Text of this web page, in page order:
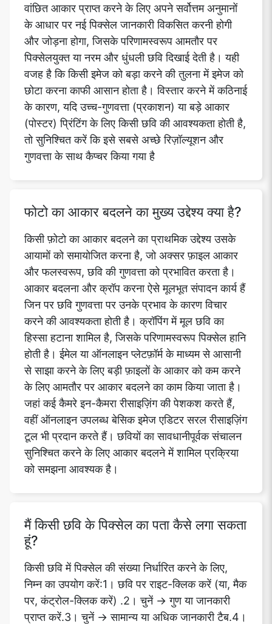
वांछित आकार प्राप्त करने के लिए अपने सर्वोत्तम अनुमानों
के आधार पर नई पिक्सेल जानकारी विकसित करनी होगी
और जोड़ना होगा, जिसके परिणामस्वरूप आमतौर पर
पिक्सेलयुक्त या नरम और धुंधली छवि दिखाई देती है। यही
वजह है कि किसी इमेज को बड़ा करने की तुलना में इमेज को
छोटा करना काफी आसान होता है। विस्तार करने में कठिनाई
के कारण, यदि उच्च-गुणवत्ता (प्रकाशन) या बड़े आकार
(पोस्टर) प्रिंटिंग के लिए किसी छवि की आवश्यकता होती है,
तो सुनिश्चित करें कि इसे सबसे अच्छे रिज़ॉल्यूशन और
गुणवत्ता के साथ कैप्चर किया गया है
फोटो का आकार बदलने का मुख्य उद्देश्य क्या है?
किसी फ़ोटो का आकार बदलने का प्राथमिक उद्देश्य उसके
आयामों को समायोजित करना है, जो अक्सर फ़ाइल आकार
और फलस्वरूप, छवि की गुणवत्ता को प्रभावित करता है।
आकार बदलना और क्रॉप करना ऐसे मूलभूत संपादन कार्य हैं
जिन पर छवि गुणवत्ता पर उनके प्रभाव के कारण विचार
करने की आवश्यकता होती है। क्रॉपिंग में मूल छवि का
हिस्सा हटाना शामिल है, जिसके परिणामस्वरूप पिक्सेल हानि
होती है। ईमेल या ऑनलाइन प्लेटफ़ॉर्म के माध्यम से आसानी
से साझा करने के लिए बड़ी फ़ाइलों के आकार को कम करने
के लिए आमतौर पर आकार बदलने का काम किया जाता है।
जहां कई कैमरे इन-कैमरा रीसाइज़िंग की पेशकश करते हैं,
वहीं ऑनलाइन उपलब्ध बेसिक इमेज एडिटर सरल रीसाइज़िंग
टूल भी प्रदान करते हैं। छवियों का सावधानीपूर्वक संचालन
सुनिश्चित करने के लिए आकार बदलने में शामिल प्रक्रिया
को समझना आवश्यक है।
मैं किसी छवि के पिक्सेल का पता कैसे लगा सकता
हूं?
किसी छवि में पिक्सेल की संख्या निर्धारित करने के लिए,
निम्न का उपयोग करें:1। छवि पर राइट-क्लिक करें (या, मैक
पर, कंट्रोल-क्लिक करें) .2। चुनें -> गुण या जानकारी
प्राप्त करें.3। चुनें -> सामान्य या अधिक जानकारी टैब.4।